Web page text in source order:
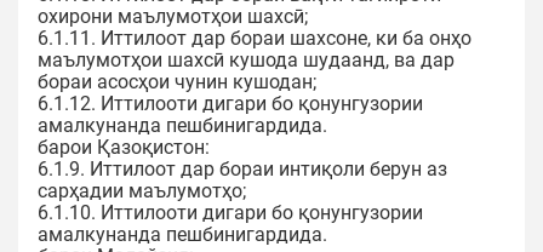
охирони маълумотҳои шахсӣ;
6.1.11. Иттилоот дар бораи шахсоне, ки ба онҳо
маълумотҳои шахсӣ кушода шудаанд, ва дар
бораи асосҳои чунин кушодан;
6.1.12. Иттилооти дигари бо қонунгузории
амалкунанда пешбинигардида.
барои Қазоқистон:
6.1.9. Иттилоот дар бораи интиқоли берун аз
сарҳадии маълумотҳо;
6.1.10. Иттилооти дигари бо қонунгузории
амалкунанда пешбинигардида.